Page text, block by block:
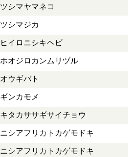
ツシマヤマネコ
ツシマジカ
ヒイロニシキヘビ
ホオジロカンムリヅル
オウギバト
ギンカモメ
キタカササギサイチョウ
ニシアフリカトカゲモドキ
ニシアフリカトカゲモドキ